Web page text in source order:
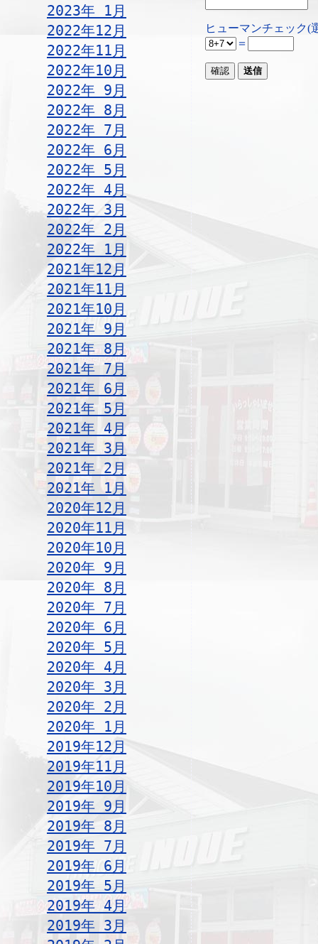
2023年 1月
2022年12月
2022年11月
2022年10月
2022年 9月
2022年 8月
2022年 7月
2022年 6月
2022年 5月
2022年 4月
2022年 3月
2022年 2月
2022年 1月
2021年12月
2021年11月
2021年10月
2021年 9月
2021年 8月
2021年 7月
2021年 6月
2021年 5月
2021年 4月
2021年 3月
2021年 2月
2021年 1月
2020年12月
2020年11月
2020年10月
2020年 9月
2020年 8月
2020年 7月
2020年 6月
2020年 5月
2020年 4月
2020年 3月
2020年 2月
2020年 1月
2019年12月
2019年11月
2019年10月
2019年 9月
2019年 8月
2019年 7月
2019年 6月
2019年 5月
2019年 4月
2019年 3月
ヒューマンチェック(
＝